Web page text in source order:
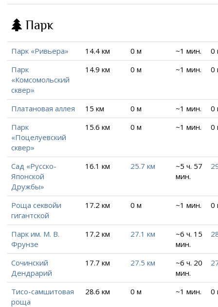
Парк
Парк «Ривьера» 14.4 км 0 м ~1 мин.
0
Парк
«Комсомольский
сквер»
14.9 км 0 м ~1 мин. 0
Платановая аллея 15 км 0 м ~1 мин.
0
Парк
«Поцелуевский
сквер»
15.6 км 0 м ~1 мин. 0
Сад «Русско-
Японской
Дружбы»
16.1 км 25.7 км
~5 ч. 57
мин.
Роща секвойи
гигантской
17.2 км 0 м ~1 мин. 0
Парк им. М. В.
Фрунзе
17.2 км 27.1 км
~6 ч. 15
мин.
Сочинский
Дендрарий
17.7 км 27.5 км
~6 ч. 20
мин.
Тисо-самшитовая
роща
28.6 км 0 м ~1 мин. 0